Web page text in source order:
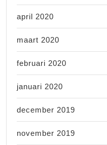
april 2020
maart 2020
februari 2020
januari 2020
december 2019
november 2019